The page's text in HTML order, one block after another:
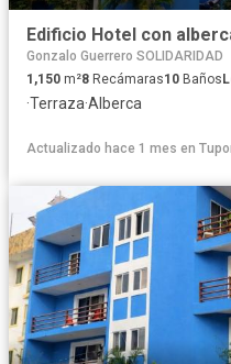
Gonzalo Guerrero SOLIDARIDAD
1,150 m²8 Recámaras10 Baños
·Terraza·Alberca
Actualizado hace 1 mes en